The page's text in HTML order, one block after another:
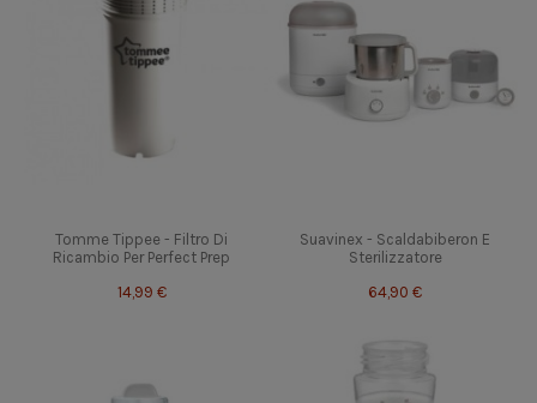
Tomme Tippee - Filtro Di
Ricambio Per Perfect Prep
14,99 €
Suavinex - Scaldabiberon E
Sterilizzatore
64,90 €